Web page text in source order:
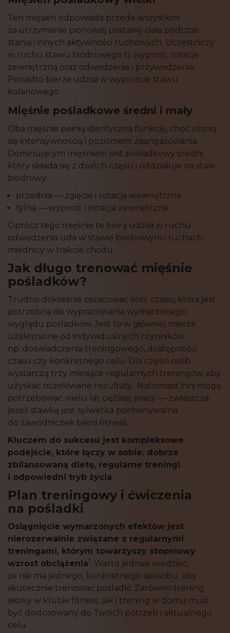
Ten mięsień odpowiada przede wszystkim
za utrzymanie pionowej postawy ciała podczas
stania i innych aktywności ruchowych. Uczestniczy
w ruchu stawu biodrowego tj. wyprost, rotację
zewnętrzną oraz odwodzenie i przywodzenie.
Ponadto bierze udział w wyproście stawu
kolanowego.
Mięśnie pośladkowe średni i mały
Oba mięśnie pełnią identyczną funkcję, choć różnią
się intensywnością i poziomem zaangażowania.
Dominującym mięśniem jest pośladkowy średni,
który składa się z dwóch części i oddziałuje na staw
biodrowy:
przednia — zgięcie i rotacja wewnętrzna
tylna — wyprost i rotacja zewnętrzna
Oprócz tego mięśnie te biorą udział w ruchu
odwodzenia uda w stawie biodrowym i ruchach
miednicy w trakcie chodu.
Jak długo trenować mięśnie
pośladków?
Trudno dokładnie oszacować ilość czasu, która jest
potrzebna do wypracowania wymarzonego
wyglądu pośladków. Jest to w głównej mierze
uzależnione od indywidualnych czynników
np. doświadczenia treningowego, dostępności
czasu czy konkretnego celu. Dla części osób
wystarczą trzy miesiące regularnych treningów, aby
uzyskać oczekiwane rezultaty. Natomiast inni mogą
potrzebować wielu lat ciężkiej pracy — zwłaszcza
jeżeli stawką jest sylwetka porównywalna
do zawodniczek bikini fitness.
Kluczem do sukcesu jest kompleksowe
podejście, które łączy w sobie: dobrze
zbilansowaną dietę, regularne treningi
i odpowiedni tryb życia.
Plan treningowy i ćwiczenia
na pośladki
Osiągnięcie wymarzonych efektów jest
nierozerwalnie związane z regularnymi
treningami, którym towarzyszy stopniowy
wzrost obciążenia1. Warto jednak wiedzieć,
że nie ma jednego, konkretnego sposobu, aby
skutecznie trenować pośladki. Zarówno trening
siłowy w klubie fitness, jak i trening w domu musi
być dostosowany do Twoich potrzeb i aktualnego
celu.